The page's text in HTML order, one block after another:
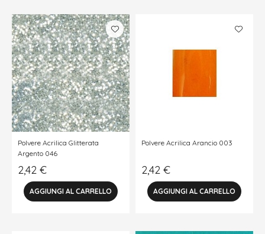
Polvere Acrilica Glitterata
Argento 046
2,42 €
Polvere Acrilica Arancio 003
2,42 €